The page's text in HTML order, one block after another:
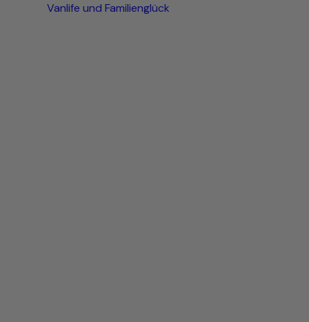
Vanlife und Familienglück